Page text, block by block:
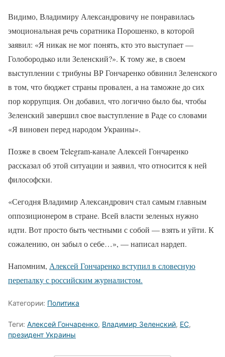
Видимо, Владимиру Александровичу не понравилась
эмоциональная речь соратника Порошенко, в которой
заявил: «Я никак не мог понять, кто это выступает —
Голобородько или Зеленский?». К тому же, в своем
выступлении с трибуны ВР Гончаренко обвинил Зеленского
в том, что бюджет страны провален, а на таможне до сих
пор коррупция. Он добавил, что логично было бы, чтобы
Зеленский завершил свое выступление в Раде со словами
«Я виновен перед народом Украины».
Позже в своем Telegram-канале Алексей Гончаренко
рассказал об этой ситуации и заявил, что относится к ней
философски.
«Сегодня Владимир Александрович стал самым главным
оппозиционером в стране. Всей власти зеленых нужно
идти. Вот просто быть честными с собой — взять и уйти. К
сожалению, он забыл о себе…», — написал нардеп.
Напомним, Алексей Гончаренко вступил в словесную
перепалку с российским журналистом.
Категории: Политика
Теги: Алексей Гончаренко, Владимир Зеленский, ЕС,
президент Украины